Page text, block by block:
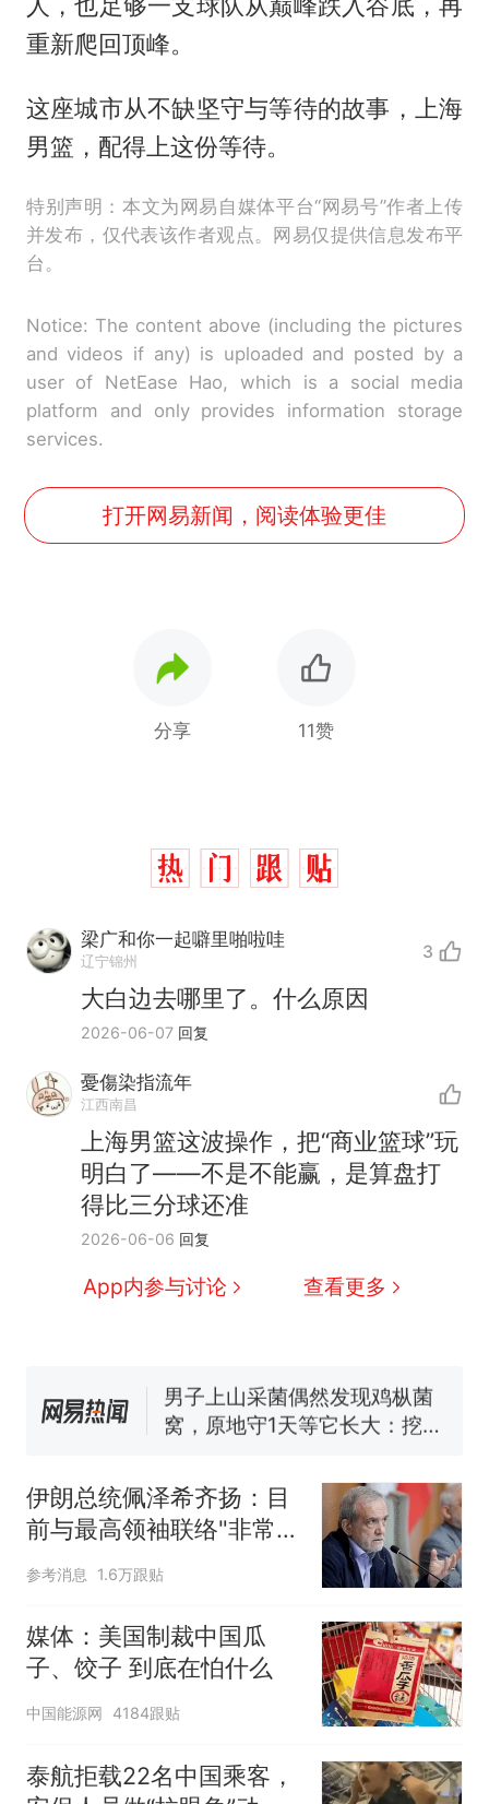
重新爬回顶峰。
这座城市从不缺坚守与等待的故事，上海
男篮，配得上这份等待。
特别声明：本文为网易自媒体平台“网易号”作者上传
并发布，仅代表该作者观点。网易仅提供信息发布平
台。
Notice: The content above (including the pictures
and videos if any) is uploaded and posted by a
user of NetEase Hao, which is a social media
platform and only provides information storage
services.
打开网易新闻，阅读体验更佳
分享 11赞
梁广和你一起噼里啪啦哇
辽宁锦州 3
大白边去哪里了。什么原因
2026-06-07 回复
憂傷染指流年
江西南昌
上海男篮这波操作，把“商业篮球”玩
明白了——不是不能赢，是算盘打
得比三分球还准
2026-06-06 回复
App内参与讨论 查看更多
那个在床头放菜刀的女孩，
因老师一句“跟我回家”改写了
人生
新
制裁瓜子饺子，美国怕什
么？
费大厨“全国小炒肉大王”称
140多朵
美国渔民钓获鲨鱼徒手将其拽
回大海 目击者直呼震惊 （视频
官方通报
热
那个在床头放菜刀的女孩，
因老师一句“跟我回家”改写了
人生
伊朗总统佩泽希齐扬：目
前与最高领袖联络"非常困
难"
参考消息 1.6万跟贴
媒体：美国制裁中国瓜
子、饺子 到底在怕什么
中国能源网 4184跟贴
泰航拒载22名中国乘客，